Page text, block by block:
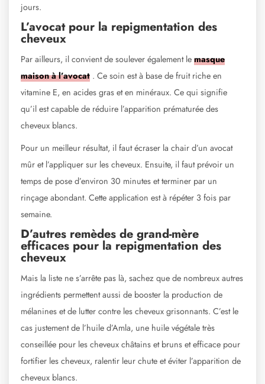
jours.
L’avocat pour la repigmentation des
cheveux
Par ailleurs, il convient de soulever également le masque
maison à l’avocat . Ce soin est à base de fruit riche en
vitamine E, en acides gras et en minéraux. Ce qui signifie
qu’il est capable de réduire l’apparition prématurée des
cheveux blancs.
Pour un meilleur résultat, il faut écraser la chair d’un avocat
mûr et l’appliquer sur les cheveux. Ensuite, il faut prévoir un
temps de pose d’environ 30 minutes et terminer par un
rinçage abondant. Cette application est à répéter 3 fois par
semaine.
D’autres remèdes de grand-mère
efficaces pour la repigmentation des
cheveux
Mais la liste ne s’arrête pas là, sachez que de nombreux autres
ingrédients permettent aussi de booster la production de
mélanines et de lutter contre les cheveux grisonnants. C’est le
cas justement de l’huile d’Amla, une huile végétale très
conseillée pour les cheveux châtains et bruns et efficace pour
fortifier les cheveux, ralentir leur chute et éviter l’apparition de
cheveux blancs.